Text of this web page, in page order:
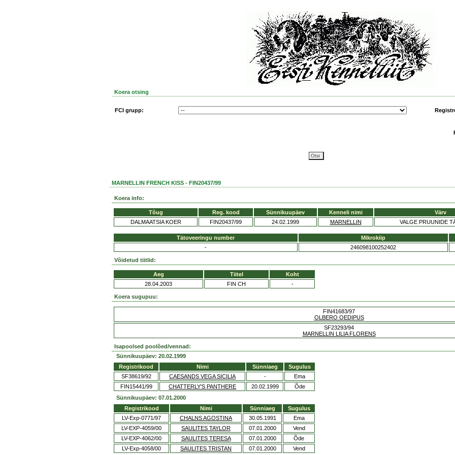
Koera otsing
FCI grupp:
MARNELLIN FRENCH KISS - FIN20437/99
Koera info:
Tõug Reg. kood Sünnikuupäev Kenneli nimi Värv
DALMAATSIA KOER
FIN20437/99 24.02.1999 MARNELLIN VALGE PRUUNIDE
Tätoveeringu number Mikrokiip
-
246098100252402
Võidetud tiitlid:
Aeg Tiitel
Koht
28.04.2003
FIN CH -
Koera sugupuu:
FIN41683/97
OLBERO OEDIPUS
SF23293/94
MARNELLIN LILIA FLORENS
Isapoolsed poolõed/vennad:
Sünnikuupäev: 20.02.1999
Registrikood
Nimi Sünniaeg
Sugulus
SF38619/92
CAESANDS VEGA SICILIA -
Ema
FIN15441/99
CHATTERLY'S PANTHERE 20.02.1999
Õde
Sünnikuupäev: 07.01.2000
Registrikood
Nimi Sünniaeg
Sugulus
LV-Exp-0771/97
CHALNS AGOSTINA 30.05.1991
Ema
LV-EXP-4059/00
SAULITES TAYLOR 07.01.2000
Vend
LV-EXP-4062/00
SAULITES TERESA 07.01.2000
Õde
LV-Exp-4058/00
SAULITES TRISTAN 07.01.2000 Vend